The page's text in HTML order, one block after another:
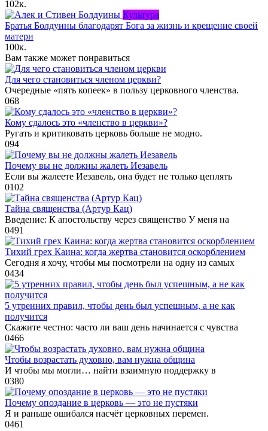
102к.
Культура
Братья Болдуины благодарят Бога за жизнь и крещение своей
матери
100к.
Вам также может понравиться
Для чего становиться членом церкви?
Очередные «пять копеек» в пользу церковного членства.
068
Кому сдалось это «членство в церкви»?
Ругать и критиковать церковь больше не модно.
094
Почему вы не должны жалеть Иезавель
Если вы жалеете Иезавель, она будет не только цеплять
0102
Тайна священства (Артур Кац)
Введение: К апостольству через священство У меня на
0491
Тихий грех Каина: когда жертва становится оскорблением
Сегодня я хочу, чтобы мы посмотрели на одну из самых
0434
5 утренних правил, чтобы день был успешным, а не как
получится
Скажите честно: часто ли ваш день начинается с чувства
0466
Чтобы возрастать духовно, вам нужна община
И чтобы мы могли… найти взаимную поддержку в
0380
Почему опоздание в церковь — это не пустяки
Я и раньше ошибался насчёт церковных перемен.
0461